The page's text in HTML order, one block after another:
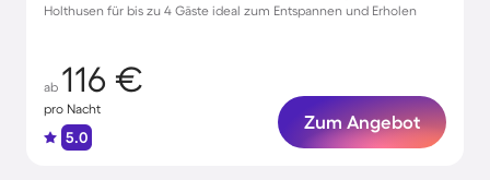
Holthusen für bis zu 4 Gäste ideal zum Entspannen und Erholen
ab 116 €
pro Nacht
5.0
Zum Angebot